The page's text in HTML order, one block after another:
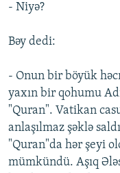
- Niyə?
Bəy dedi:
- Onun bir böyük
yaxın bir qohumu
"Quran". Vatikan
anlaşılmaz şəklə
"Quran"da hər şeyi
mümkündü. Aşıq